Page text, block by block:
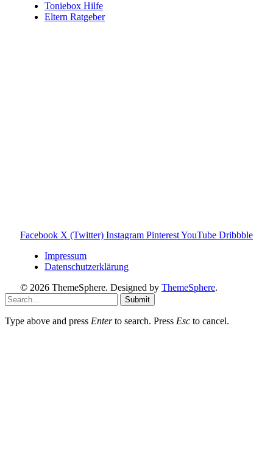
Toniebox Hilfe
Eltern Ratgeber
Facebook X (Twitter) Instagram PinterestYouTube Dribbble
Impressum
Datenschutzerklärung
© 2026 ThemeSphere. Designed by ThemeSphere.
Submit
Type above and press Enterto search. Press Esc to cancel.